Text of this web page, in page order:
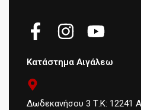
Κατάστημα Αιγάλεω
Δωδεκανήσου 3 Τ.Κ: 12241